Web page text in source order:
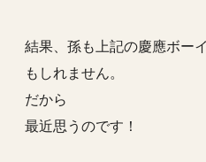
結果、孫も上記の慶應ボー
もしれません。
だから
最近思うのです！